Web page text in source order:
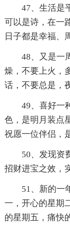
47、生活是
可以是诗，在一
日子都是幸福、
48、又是一
燥，不要上火，
话，不要总是，
49、喜好一
色，是明月装点
祝愿一位伴侣，
50、发现资
招财进宝之效，
51、新的一
一，开心的星期
的星期五，痛快